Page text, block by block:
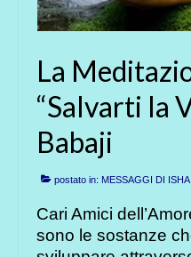
La
“Salvarti la
Babaji
postato in: MESSAGGI DI ISHA
Cari Amici
sono le sostanze